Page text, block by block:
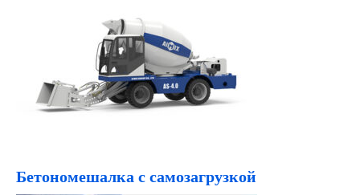
Бетономешалка с самозагрузкой